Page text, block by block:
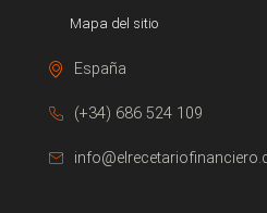
Mapa del sitio
España
(+34) 686 524 109